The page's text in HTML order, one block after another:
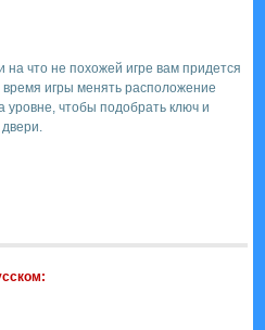
на что не похожей игре вам придется
игры менять расположение
уровне, чтобы подобрать ключ и